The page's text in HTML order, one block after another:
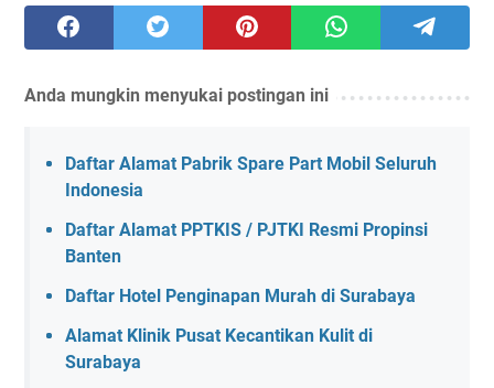
Anda mungkin menyukai postingan ini
Daftar Alamat Pabrik Spare Part Mobil Seluruh
Indonesia
Daftar Alamat PPTKIS / PJTKI Resmi Propinsi
Banten
Daftar Hotel Penginapan Murah di Surabaya
Alamat Klinik Pusat Kecantikan Kulit di
Surabaya